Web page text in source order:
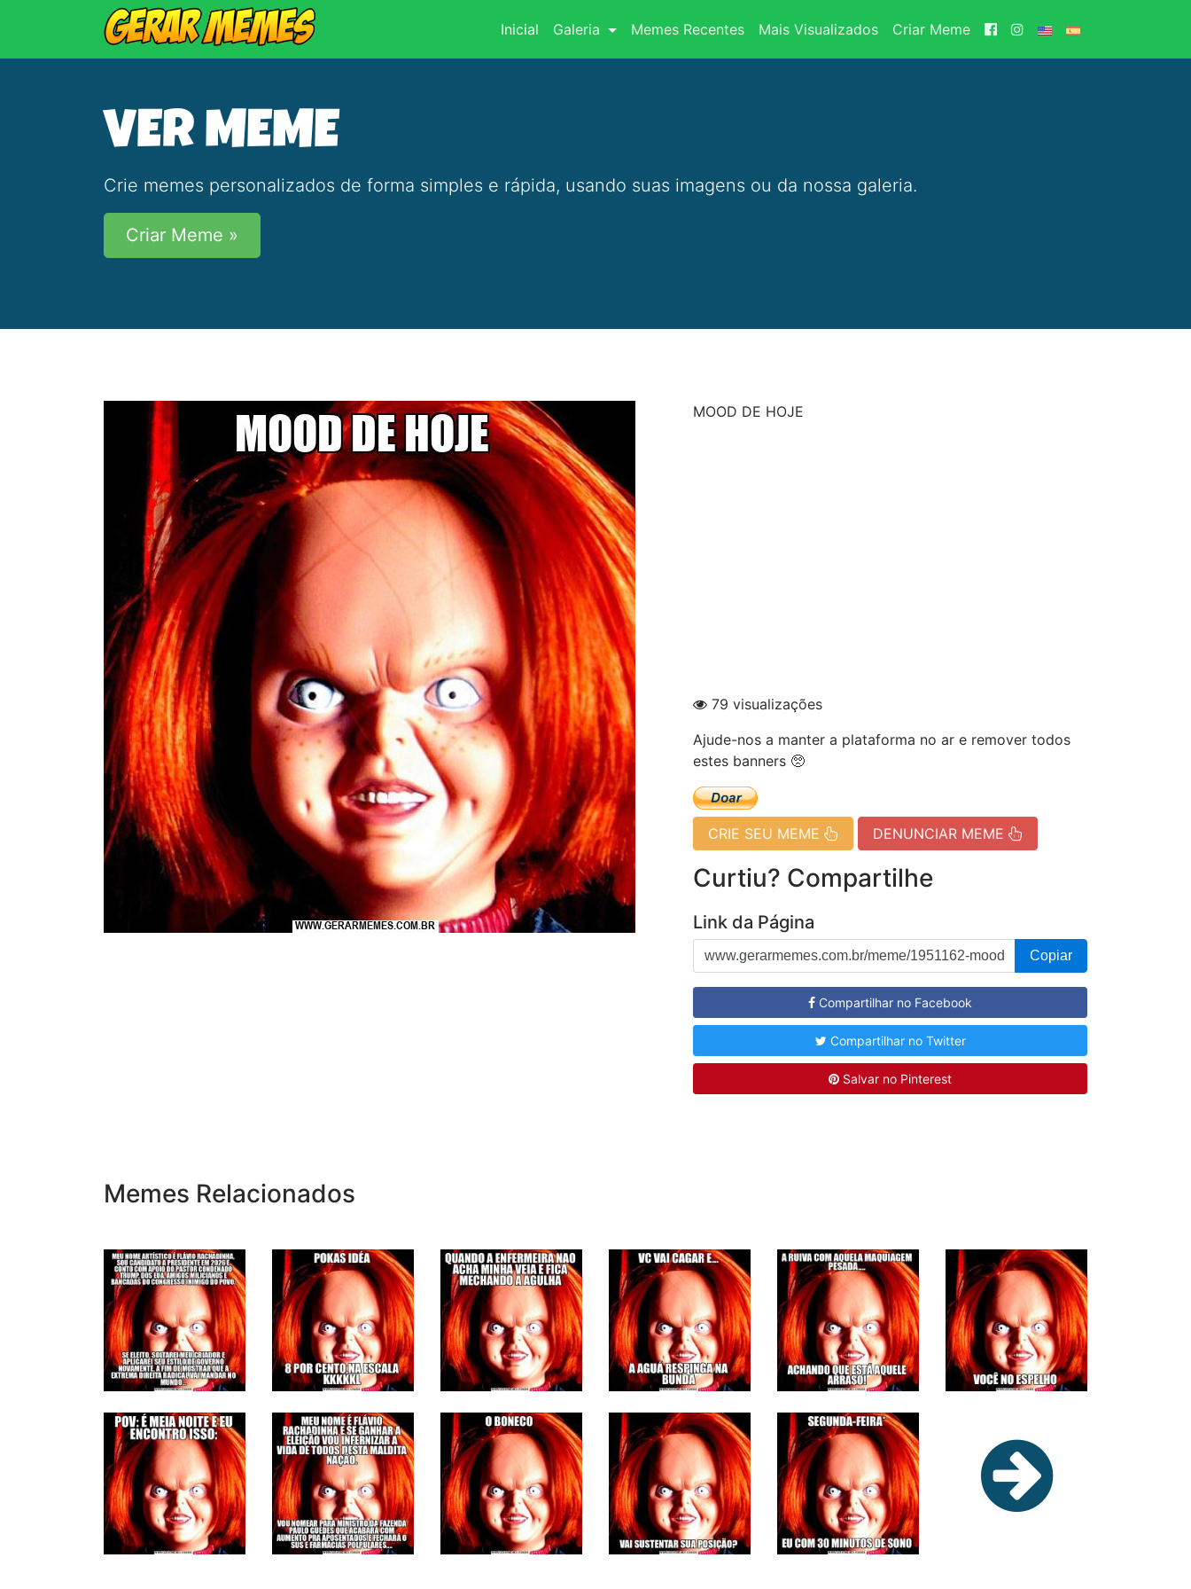
Inicial(current)
Galeria Memes Recentes Mais Visualizados Criar Meme
VER MEME
Crie memes personalizados de forma simples e rápida, usando suas imagens ou da nossa galeria.
Criar Meme »
MOOD DE HOJE
79 visualizações
Ajude-nos a manter a plataforma no ar e remover todos
estes banners 🥺
CRIE SEU MEME DENUNCIAR MEME
Curtiu? Compartilhe
Link da Página
Copiar
Compartilhar no Facebook
Compartilhar no Twitter
Salvar no Pinterest
Memes Relacionados